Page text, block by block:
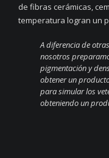
de fibras cerámicas,
temperatura logran un
A diferencia de
nosotros
pigmentación y
obtener un
para simular los
obteniendo un